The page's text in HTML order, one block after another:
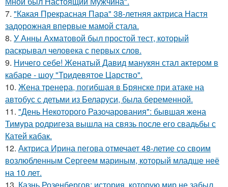
7. "Какая Прекрасная Пара" 38-летняя актриса Настя
задорожная впервые мамой стала.
8. У Анны Ахматовой был простой тест, который
раскрывал человека с первых слов.
9. Ничего себе! Женатый Давид манукян стал актером в
кабаре - шоу "Тридевятое Царство".
10. Жена тренера, погибшая в Брянске при атаке на
автобус с детьми из Беларуси, была беременной.
11. "День Некоторого Разочарования": бывшая жена
Тимура родригеза вышла на связь после его свадьбы с
Катей кабак.
12. Актриса Ирина пегова отмечает 48-летие со своим
возлюбленным Сергеем мариным, который младше неё
на 10 лет.